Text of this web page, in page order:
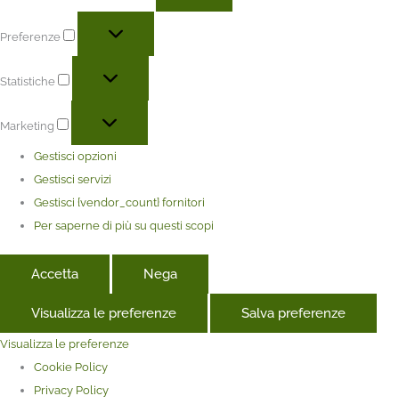
Preferenze
Statistiche
Marketing
Gestisci opzioni
Gestisci servizi
Gestisci {vendor_count} fornitori
Per saperne di più su questi scopi
Accetta Nega
Visualizza le preferenze Salva preferenze
Visualizza le preferenze
Cookie Policy
Privacy Policy